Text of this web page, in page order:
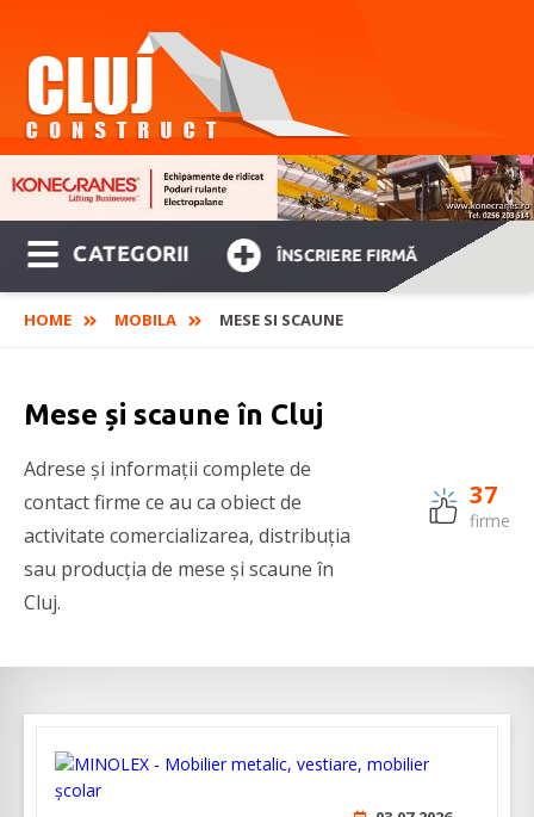
CATEGORII ÎNSCRIERE FIRMĂ
HOME MOBILA MESE SI SCAUNE
Mese și scaune în Cluj
Adrese și informații complete de
contact firme ce au ca obiect de
activitate comercializarea, distribuția
sau producția de mese și scaune în
Cluj.
37
firme